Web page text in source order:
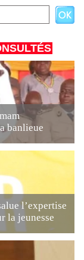
banlieue
l’expertise
la jeunesse